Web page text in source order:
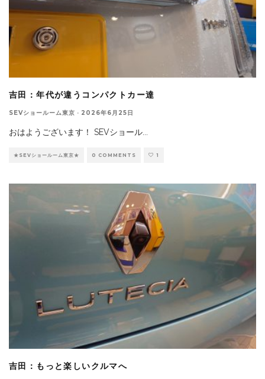
吉田：年代が違うコンパクトカー達
SEVショールーム東京 · 2026年6月25日
おはようございます！ SEVショール...
★SEVショールーム東京★ 0 COMMENTS 1
吉田：もっと楽しいクルマへ